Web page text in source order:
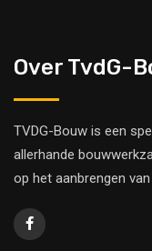
Over TvdG-
TVDG-Bouw is een
allerhande
op het aanbrengen